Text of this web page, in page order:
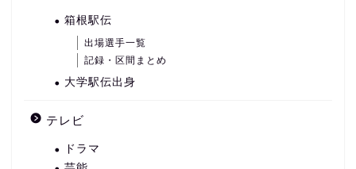
箱根駅伝
出場選手一覧
記録・区間まとめ
大学駅伝出身
テレビ
ドラマ